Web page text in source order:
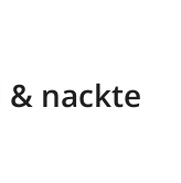
nackte